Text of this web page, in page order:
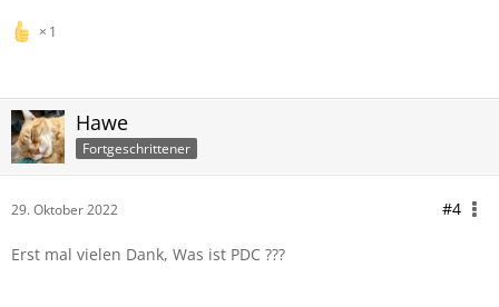
1
Hawe
Fortgeschrittener
29. Oktober 2022 #4
Erst mal vielen Dank, Was ist PDC ???